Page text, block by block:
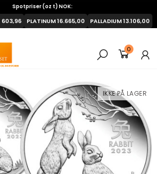
0
Spotpriser (oz t) NOK:
603,96 PLATINUM16.665,00 PALLADIUM13.106,00
IKKE PÅ LAGER